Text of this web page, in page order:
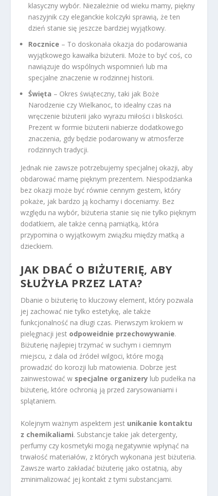
klasyczny wybór. Niezależnie od wieku mamy, piękny
naszyjnik czy eleganckie kolczyki sprawią, że ten
dzień stanie się jeszcze bardziej wyjątkowy.
Rocznice – To doskonała okazja do podarowania
wyjątkowego kawałka biżuterii. Może to być coś, co
nawiązuje do wspólnych wspomnień lub ma
specjalne znaczenie w rodzinnej historii.
Święta – Okres świąteczny, taki jak Boże
Narodzenie czy Wielkanoc, to idealny czas na
wręczenie biżuterii jako wyrazu miłości i bliskości.
Prezent w formie biżuterii nabierze dodatkowego
znaczenia, gdy będzie podarowany w atmosferze
rodzinnych tradycji.
Jednak nie zawsze potrzebujemy specjalnej okazji, aby
obdarować mamę pięknym prezentem. Niespodzianka
bez okazji może być równie cennym gestem, który
pokaże, jak bardzo ją kochamy i doceniamy. Bez
względu na wybór, biżuteria stanie się nie tylko pięknym
dodatkiem, ale także cenną pamiątką, która
przypomina o wyjątkowym związku między matką a
dzieckiem.
JAK DBAĆ O BIŻUTERIĘ, ABY
SŁUŻYŁA PRZEZ LATA?
Dbanie o biżuterię to kluczowy element, który pozwala
jej zachować nie tylko estetykę, ale także
funkcjonalność na długi czas. Pierwszym krokiem w
pielęgnacji jest odpoweidnie przechowywanie.
Biżuterię najlepiej trzymać w suchym i ciemnym
miejscu, z dala od źródeł wilgoci, które mogą
prowadzić do korozji lub matowienia. Dobrze jest
zainwestować w specjalne organizery lub pudełka na
biżuterię, które ochronią ją przed zarysowaniami i
splątaniem.
Kolejnym ważnym aspektem jest unikanie kontaktu
z chemikaliami. Substancje takie jak detergenty,
perfumy czy kosmetyki mogą negatywnie wpłynąć na
trwałość materiałów, z których wykonana jest biżuteria.
Zawsze warto zakładać biżuterię jako ostatnią, aby
zminimalizować jej kontakt z tymi substancjami.